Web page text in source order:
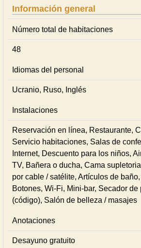
Información general
Número total de habitaciones
48
Idiomas del personal
Ucranio, Ruso, Inglés
Instalaciones
Reservación en línea, Restaurante,
Servicio habitaciones, Salas de
Internet, Descuento para los niños,
TV, Bañera o ducha, Cama
por cable / satélite, Artículos de
Botones, Wi-Fi, Mini-bar, Secador
(código), Salón de belleza / masajes
Anotaciones
Desayuno gratuito